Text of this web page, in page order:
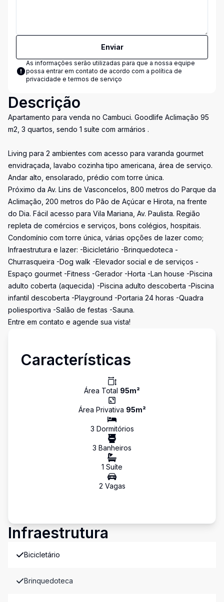
Enviar
As informações serão utilizadas para que a nossa equipe
possa entrar em contato de acordo com a política de
privacidade e termos de serviço
Descrição
Apartamento para venda no Cambuci. Goodlife Aclimação 95
m2, 3 quartos, sendo 1 suíte com armários .
Living para 2 ambientes com acesso para varanda gourmet
envidraçada, lavabo cozinha tipo americana, área de serviço.
Andar alto, ensolarado, prédio com torre única.
Próximo da Av. Lins de Vasconcelos, 800 metros do Parque da
Aclimação, 200 metros do Pão de Açúcar e Hirota, na frente
do Dia. Fácil acesso para Vila Mariana, Av. Paulista. Região
repleta de comércios e serviços, bons colégios, hospitais.
Condomínio com torre única, várias opções de lazer como;
Infraestrutura e lazer: -Bicicletário -Brinquedoteca -
Churrasqueira -Dog walk -Elevador social e de serviços -
Espaço gourmet -Fitness -Gerador -Horta -Lan house -Piscina
adulto coberta (aquecida) -Piscina adulto descoberta -Piscina
infantil descoberta -Playground -Portaria 24 horas -Quadra
poliesportiva -Salão de festas -Sauna.
Entre em contato e agende sua vista!
Características
Área Total 95m²
Área Privativa 95m²
3 Dormitórios
3 Banheiros
1 Suíte
2 Vagas
Infraestrutura
Bicicletário
Brinquedoteca